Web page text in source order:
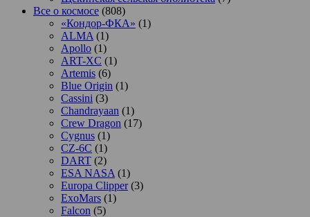
Все о космосе (808)
«Кондор-ФКА» (1)
ALMA (1)
Apollo (1)
ART-XC (1)
Artemis (6)
Blue Origin (1)
Cassini (3)
Chandrayaan (1)
Crew Dragon (17)
Cygnus (1)
CZ-6C (1)
DART (2)
ESA NASA (1)
Europa Clipper(3)
ExoMars (1)
Falcon (5)